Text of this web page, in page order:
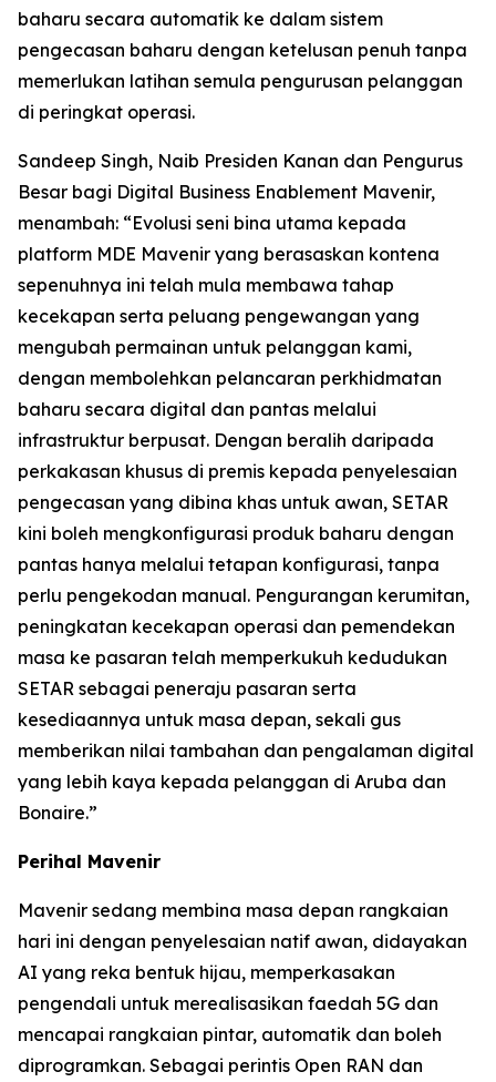
baharu secara automatik ke dalam sistem
pengecasan baharu dengan ketelusan penuh tanpa
memerlukan latihan semula pengurusan pelanggan
di peringkat operasi.
Sandeep Singh, Naib Presiden Kanan dan Pengurus
Besar bagi Digital Business Enablement Mavenir,
menambah: “Evolusi seni bina utama kepada
platform MDE Mavenir yang berasaskan kontena
sepenuhnya ini telah mula membawa tahap
kecekapan serta peluang pengewangan yang
mengubah permainan untuk pelanggan kami,
dengan membolehkan pelancaran perkhidmatan
baharu secara digital dan pantas melalui
infrastruktur berpusat. Dengan beralih daripada
perkakasan khusus di premis kepada penyelesaian
pengecasan yang dibina khas untuk awan, SETAR
kini boleh mengkonfigurasi produk baharu dengan
pantas hanya melalui tetapan konfigurasi, tanpa
perlu pengekodan manual. Pengurangan kerumitan,
peningkatan kecekapan operasi dan pemendekan
masa ke pasaran telah memperkukuh kedudukan
SETAR sebagai peneraju pasaran serta
kesediaannya untuk masa depan, sekali gus
memberikan nilai tambahan dan pengalaman digital
yang lebih kaya kepada pelanggan di Aruba dan
Bonaire.”
Perihal Mavenir
Mavenir sedang membina masa depan rangkaian
hari ini dengan penyelesaian natif awan, didayakan
AI yang reka bentuk hijau, memperkasakan
pengendali untuk merealisasikan faedah 5G dan
mencapai rangkaian pintar, automatik dan boleh
diprogramkan. Sebagai perintis Open RAN dan